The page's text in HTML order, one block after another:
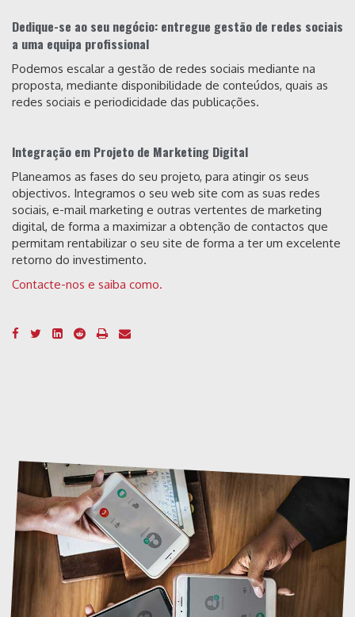
Dedique-se ao seu negócio: entregue gestão de redes sociais
a uma equipa profissional
Podemos escalar a gestão de redes sociais mediante na
proposta, mediante disponibilidade de conteúdos, quais as
redes sociais e periodicidade das publicações.
Integração em Projeto de Marketing Digital
Planeamos as fases do seu projeto, para atingir os seus
objectivos. Integramos o seu web site com as suas redes
sociais, e-mail marketing e outras vertentes de marketing
digital, de forma a maximizar a obtenção de contactos que
permitam rentabilizar o seu site de forma a ter um excelente
retorno do investimento.
Contacte-nos e saiba como.